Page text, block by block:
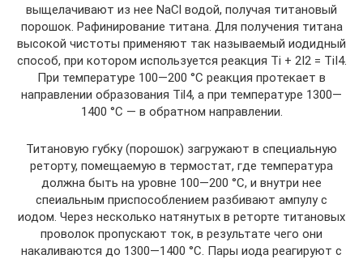
выщелачивают из нее NaCl водой, получая титановый
порошок. Рафинирование титана. Для получения титана
высокой чистоты применяют так называемый иодидный
способ, при котором используется реакция Ti + 2I2 = TiI4.
При температуре 100—200 °С реакция протекает в
направлении образования Til4, а при температуре 1300—
1400 °С — в обратном направлении.
Титановую губку (порошок) загружают в специальную
реторту, помещаемую в термостат, где температура
должна быть на уровне 100—200 °С, и внутри нее
спеиальным приспособлением разбивают ампулу с
иодом. Через несколько натянутых в реторте титановых
проволок пропускают ток, в результате чего они
накаливаются до 1300—1400 °С. Пары иода реагируют с